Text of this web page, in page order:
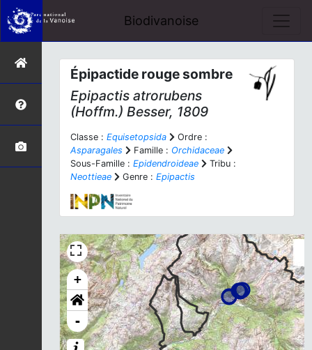
Biodivanoise
Épipactide rouge sombre
Epipactis atrorubens
(Hoffm.) Besser, 1809
Classe : Equisetopsida
Ordre :
Asparagales
Famille : Orchidaceae
Sous-Famille : Epidendroideae
Tribu :
Neottieae
Genre : Epipactis
+
-